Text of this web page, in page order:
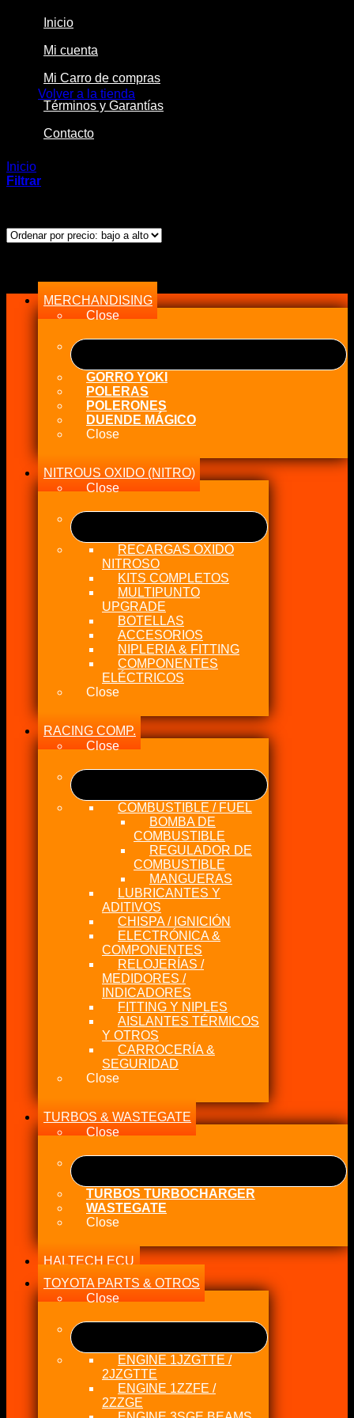
Volver a la tienda
Inicio
Mi cuenta
Mi Carro de compras
Términos y Garantías
Contacto
Inicio
Filtrar
MERCHANDISING
Close
GORRO YOKI
POLERAS
POLERONES
DUENDE MÁGICO
Close
NITROUS OXIDO (NITRO)
Close
RECARGAS OXIDO
NITROSO
KITS COMPLETOS
MULTIPUNTO
UPGRADE
BOTELLAS
ACCESORIOS
NIPLERIA & FITTING
COMPONENTES
ELÉCTRICOS
Close
RACING COMP.
Close
COMBUSTIBLE / FUEL
BOMBA DE
COMBUSTIBLE
REGULADOR DE
COMBUSTIBLE
MANGUERAS
LUBRICANTES Y
ADITIVOS
CHISPA / IGNICIÓN
ELECTRÓNICA &
COMPONENTES
RELOJERÍAS /
MEDIDORES /
INDICADORES
FITTING Y NIPLES
AISLANTES TÉRMICOS
Y OTROS
CARROCERÍA &
SEGURIDAD
Close
TURBOS & WASTEGATE
Close
TURBOS TURBOCHARGER
WASTEGATE
Close
HALTECH ECU
TOYOTA PARTS & OTROS
Close
ENGINE 1JZGTTE /
2JZGTTE
ENGINE 1ZZFE /
2ZZGE